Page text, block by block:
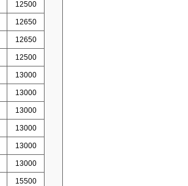
12500
12650
12650
12500
13000
13000
13000
13000
13000
13000
15500